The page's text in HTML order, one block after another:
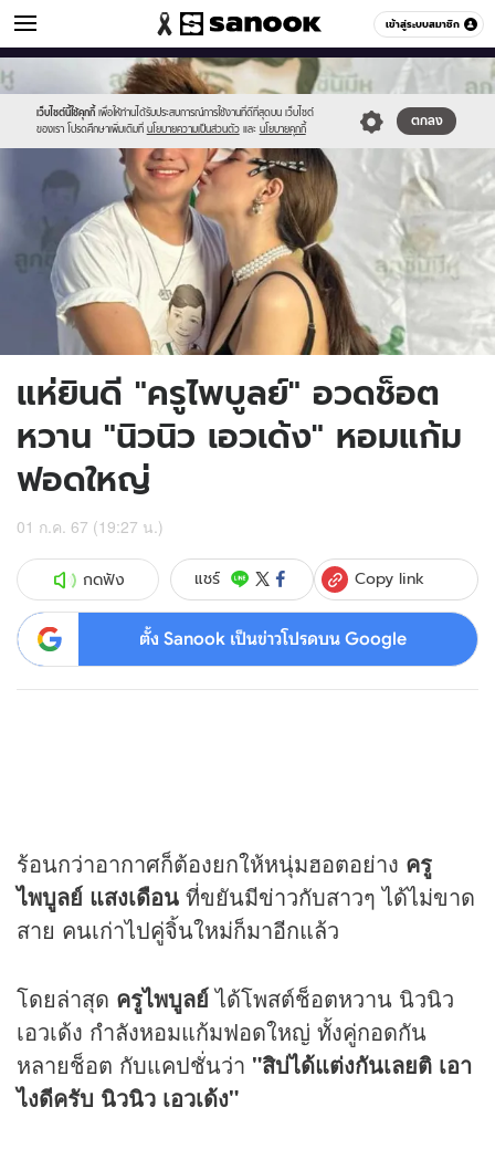
เข้าสู่ระบบสมาชิก
ข่าวบันเทิง หมวดอื่นๆ
เว็บไซต์นี้ใช้คุกกี้ เพื่อให้ท่านได้รับประสบการณ์การใช้งานที่ดีที่สุดบน เว็บไซต์
ของเรา โปรดศึกษาเพิ่มเติมที่ นโยบายความเป็นส่วนตัว และ นโยบายคุกกี้
ตกลง
//s.isanook.com/sr/0/images/logo-
new-
sanook.png
//s.isanook.com/ns/0/ud/1894/9470330/newproject(42).jpg
แห่ยินดี "ครูไพบูลย์" อวดช็อต
หวาน "นิวนิว เอวเด้ง" หอมแก้ม
ฟอดใหญ่
01 ก.ค. 67 (19:27 น.)
กดฟัง แชร์ Copy link
ตั้ง Sanook เป็นข่าวโปรดบน Google
ร้อนกว่าอากาศก็ต้องยกให้หนุ่มฮอตอย่าง ครู
ไพบูลย์ แสงเดือน ที่ขยันมีข่าวกับสาวๆ ได้ไม่ขาด
สาย คนเก่าไปคู่จิ้นใหม่ก็มาอีกแล้ว
โดยล่าสุด ครูไพบูลย์ได้โพสต์ช็อตหวาน นิวนิว
เอวเด้ง กำลังหอมแก้มฟอดใหญ่ ทั้งคู่กอดกัน
หลายช็อต กับแคปชั่นว่า "สิบ่ได้แต่งกันเลยติ เอา
ไงดีครับ นิวนิว เอวเด้ง"